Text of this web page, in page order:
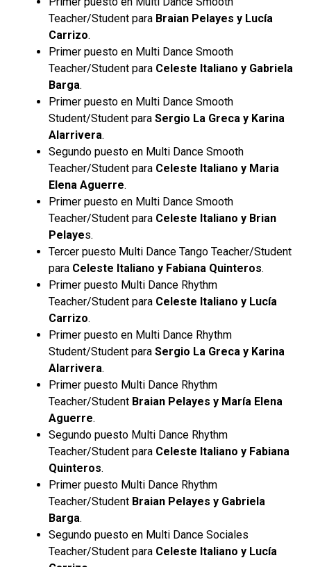
Teacher/Student para Braian Pelayes y Lucía
Carrizo.
Primer puesto en Multi Dance Smooth
Teacher/Student para Celeste Italiano y Gabriela
Barga.
Primer puesto en Multi Dance Smooth
Student/Student para Sergio La Greca y Karina
Alarrivera.
Segundo puesto en Multi Dance Smooth
Teacher/Student para Celeste Italiano y Maria
Elena Aguerre.
Primer puesto en Multi Dance Smooth
Teacher/Student para Celeste Italiano y Brian
Pelayes.
Tercer puesto Multi Dance Tango Teacher/Student
para Celeste Italiano y Fabiana Quinteros.
Primer puesto Multi Dance Rhythm
Teacher/Student para Celeste Italiano y Lucía
Carrizo.
Primer puesto en Multi Dance Rhythm
Student/Student para Sergio La Greca y Karina
Alarrivera.
Primer puesto Multi Dance Rhythm
Teacher/Student Braian Pelayes y María Elena
Aguerre.
Segundo puesto Multi Dance Rhythm
Teacher/Student para Celeste Italiano y Fabiana
Quinteros.
Primer puesto Multi Dance Rhythm
Teacher/Student Braian Pelayes y Gabriela
Barga.
Segundo puesto en Multi Dance Sociales
Teacher/Student para Celeste Italiano y Lucía